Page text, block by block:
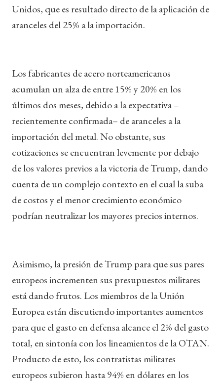
Unidos, que es resultado directo de la aplicación de
aranceles del 25% a la importación.
Los fabricantes de acero norteamericanos
acumulan un alza de entre 15% y 20% en los
últimos dos meses, debido a la expectativa –
recientemente confirmada– de aranceles a la
importación del metal. No obstante, sus
cotizaciones se encuentran levemente por debajo
de los valores previos a la victoria de Trump, dando
cuenta de un complejo contexto en el cual la suba
de costos y el menor crecimiento económico
podrían neutralizar los mayores precios internos.
Asimismo, la presión de Trump para que sus pares
europeos incrementen sus presupuestos militares
está dando frutos. Los miembros de la Unión
Europea están discutiendo importantes aumentos
para que el gasto en defensa alcance el 2% del gasto
total, en sintonía con los lineamientos de la OTAN.
Producto de esto, los contratistas militares
europeos subieron hasta 94% en dólares en los